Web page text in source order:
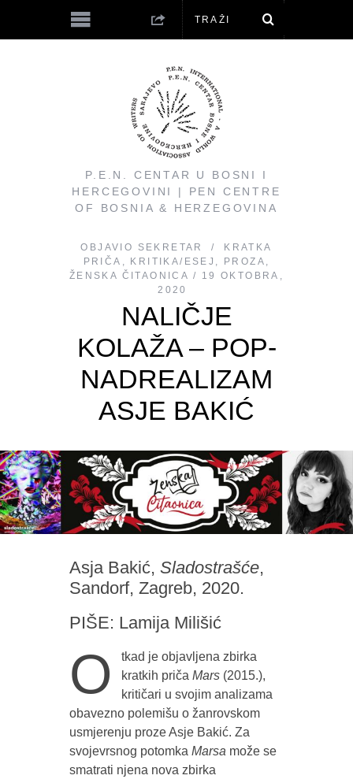
P.E.N. CENTAR U BOSNI I
HERCEGOVINI | PEN CENTRE
OF BOSNIA & HERZEGOVINA
OBJAVIO SEKRETAR
KRATKA
PRIČA , KRITIKA/ESEJ , PROZA ,
ŽENSKA ČITAONICA
19 OKTOBRA,
2020
NALIČJE
KOLAŽA – POP-
NADREALIZAM
ASJE BAKIĆ
Asja Bakić, Sladostrašće,
Sandorf, Zagreb, 2020.
PIŠE: Lamija Milišić
O
tkad je objavljena zbirka
kratkih priča Mars(2015.),
kritičari u svojim analizama
obavezno polemišu o žanrovskom
usmjerenju proze Asje Bakić. Za
svojevrsnog potomka Marsamože se
smatrati njena nova zbirka